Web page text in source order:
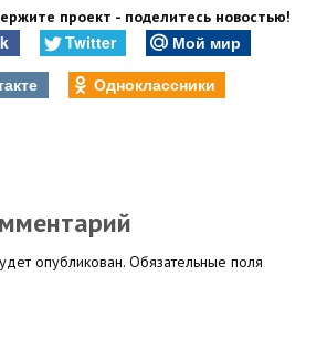
проект - поделитесь новостью!
Twitter
Мой мир
Одноклассники
опубликован. Обязательные поля